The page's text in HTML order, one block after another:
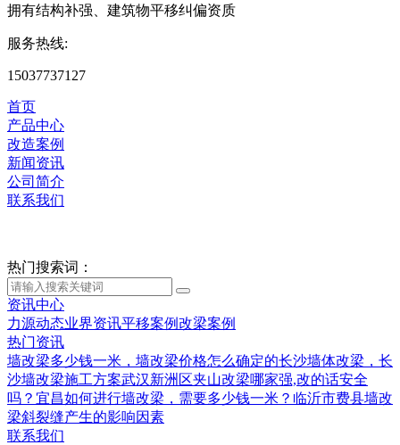
拥有结构补强、建筑物平移纠偏资质
服务热线:
15037737127
首页
产品中心
改造案例
新闻资讯
公司简介
联系我们
热门搜索词：
资讯中心
力源动态业界资讯平移案例改梁案例
热门资讯
墙改梁多少钱一米，墙改梁价格怎么确定的长沙墙体改梁，长
沙墙改梁施工方案武汉新洲区夹山改梁哪家强,改的话安全
吗？ 宜昌如何进行墙改梁，需要多少钱一米？ 临沂市费县墙改
梁斜裂缝产生的影响因素
联系我们